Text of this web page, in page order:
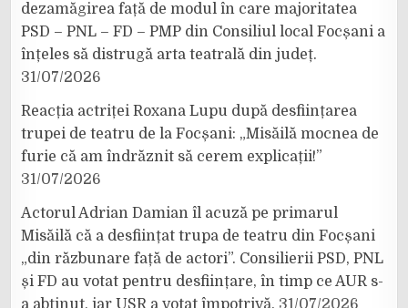
dezamăgirea față de modul în care majoritatea
PSD – PNL – FD – PMP din Consiliul local Focșani a
înțeles să distrugă arta teatrală din județ.
31/07/2026
Reacția actriței Roxana Lupu după desființarea
trupei de teatru de la Focșani: „Misăilă mocnea de
furie că am îndrăznit să cerem explicații!”
31/07/2026
Actorul Adrian Damian îl acuză pe primarul
Misăilă că a desființat trupa de teatru din Focșani
„din răzbunare față de actori”. Consilierii PSD, PNL
și FD au votat pentru desființare, în timp ce AUR s-
a abținut, iar USR a votat împotrivă. 31/07/2026